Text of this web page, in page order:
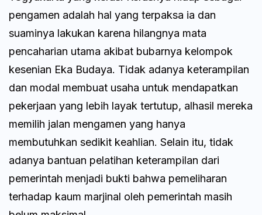
pengamen adalah hal yang terpaksa ia dan
suaminya lakukan karena hilangnya mata
pencaharian utama akibat bubarnya kelompok
kesenian Eka Budaya. Tidak adanya keterampilan
dan modal membuat usaha untuk mendapatkan
pekerjaan yang lebih layak tertutup, alhasil mereka
memilih jalan mengamen yang hanya
membutuhkan sedikit keahlian. Selain itu, tidak
adanya bantuan pelatihan keterampilan dari
pemerintah menjadi bukti bahwa pemeliharan
terhadap kaum marjinal oleh pemerintah masih